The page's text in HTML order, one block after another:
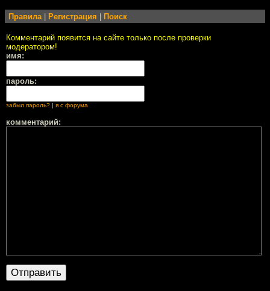
Правила| Регистрация Поиск
Комментарий появится на сайте только после проверки
модератором!
имя:
пароль:
забыл пароль? | я с форума
комментарий: